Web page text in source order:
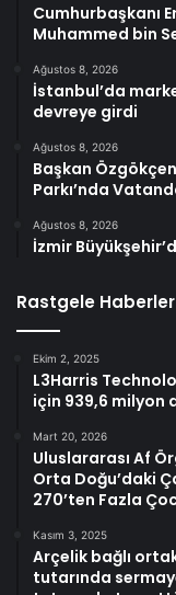
Cumhurbaşkanı
Muhammed bin
Ağustos 8, 2026
İstanbul’da
devreye girdi
Ağustos 8, 2026
Başkan
Parkı’nda
Ağustos 8, 2026
İzmir
Rastgele Haberler
Ekim 2, 2025
L3Harris
için 939,6 milyon
Mart 20, 2026
Uluslararası Af
Orta Doğu’daki
270’ten Fazla
Kasım 3, 2025
Arçelik bağlı
tutarında